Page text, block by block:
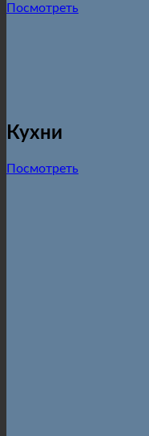
Посмотреть
Кухни
Посмотреть